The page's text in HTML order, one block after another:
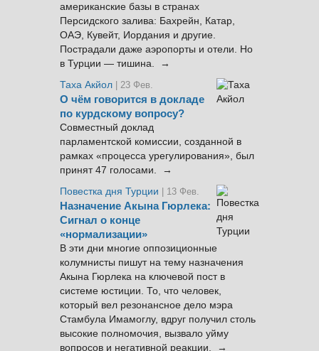
американские базы в странах
Персидского залива: Бахрейн, Катар,
ОАЭ, Кувейт, Иордания и другие.
Пострадали даже аэропорты и отели. Но
в Турции — тишина. →
Таха Акйол | 23 Фев.
О чём говорится в докладе
по курдскому вопросу?
Совместный доклад
парламентской комиссии, созданной в
рамках «процесса урегулирования», был
принят 47 голосами. →
Повестка дня Турции
| 13 Фев.
Назначение Акына Гюрлека:
Сигнал о конце
«нормализации»
В эти дни многие оппозиционные
колумнисты пишут на тему назначения
Акына Гюрлека на ключевой пост в
системе юстиции. То, что человек,
который вел резонансное дело мэра
Стамбула Имамоглу, вдруг получил столь
высокие полномочия, вызвало уйму
вопросов и негативной реакции. →